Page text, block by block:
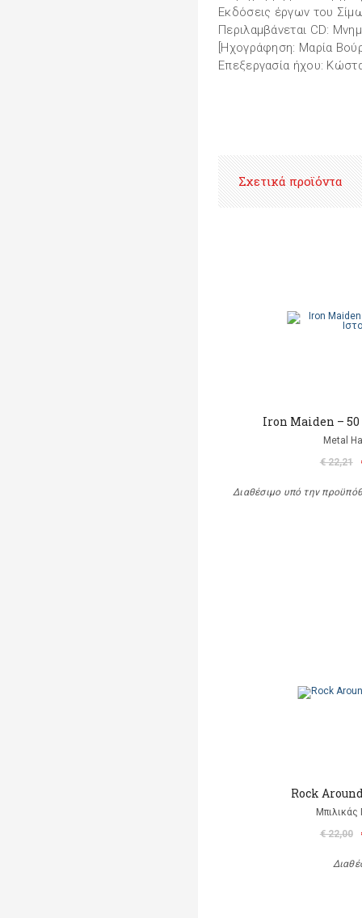
Εκδόσεις έργων του
Περιλαμβάνεται CD:
[Ηχογράφηση: Μαρία
Επεξεργασία ήχου:
Σχετικά προϊόντα
Iron Maiden – 50
Metal
€ 22,21
Διαθέσιμο υπό την
Rock
Μπιλικάς
€ 22,00